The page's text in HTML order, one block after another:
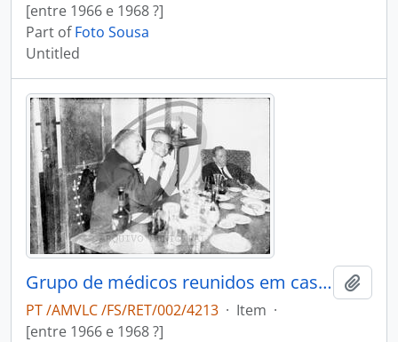
[entre 1966 e 1968 ?]
Part ofFoto Sousa
Untitled
Grupo de médicos reunidos em casa do Dr. António Duarte Teixeira da Silva
PT /AMVLC /FS/RET/002/4213 · Item ·
[entre 1966 e 1968 ?]